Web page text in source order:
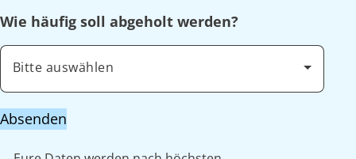
Wie häufig soll abgeholt werden?
Bitte auswählen
Absenden